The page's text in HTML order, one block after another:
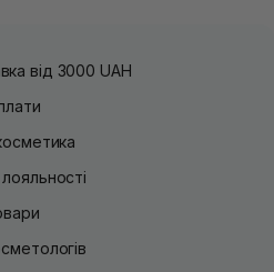
від 3000 UAH